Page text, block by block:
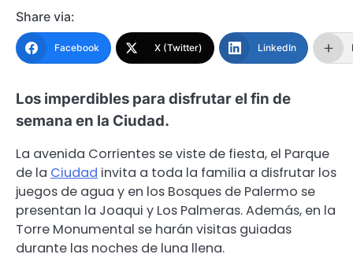
Share via:
Facebook X (Twitter) LinkedIn
Los imperdibles para disfrutar el fin de
semana en la Ciudad.
La avenida Corrientes se viste de fiesta, el Parque
de la Ciudad invita a toda la familia a disfrutar los
juegos de agua y en los Bosques de Palermo se
presentan la Joaqui y Los Palmeras. Además, en la
Torre Monumental se harán visitas guiadas
durante las noches de luna llena.